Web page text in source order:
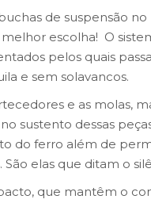
de suspensão
escolha! O
pelos quais
e sem solavancos.
e as molas,
sustento dessas
do ferro além de
elas que ditam o
que mantêm o